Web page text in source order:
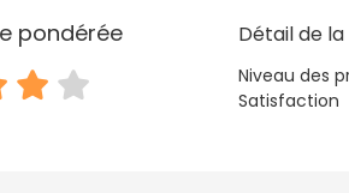
pondérée Détail de
Niveau des
Satisfaction